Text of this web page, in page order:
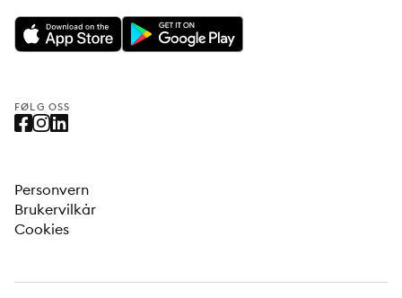
FØLG OSS
Personvern
Brukervilkår
Cookies